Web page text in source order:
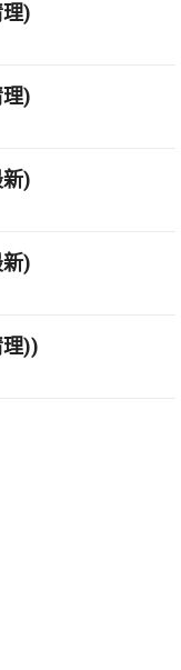
)
)
)
)
理))